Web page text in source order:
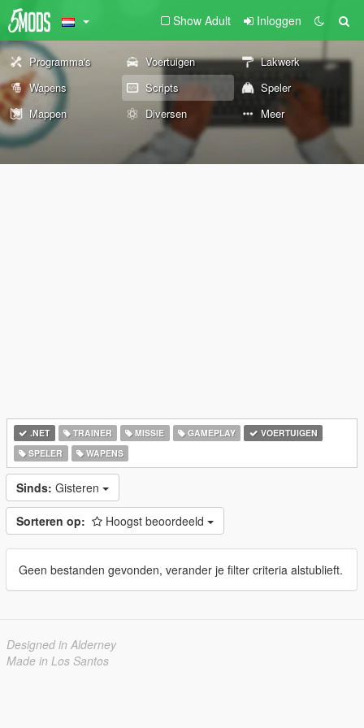
Show Adult Inloggen
Programma's Voertuigen
Lakwerk
Wapens
Scripts
Speler
Mappen
Diversen Meer
.NET TRAINER MISSIE GAMEPLAY
VOERTUIGEN
SPELER
WAPENS
Sinds: Gisteren
Sorteren op: Hoogst beoordeeld
Geen bestanden gevonden, verander je filter criteria alstublieft.
Designed in Alderney
Made in Los Santos